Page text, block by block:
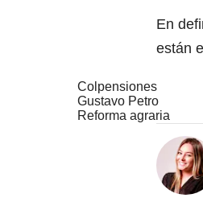
En
están
Colpensiones
Gustavo Petro
Reforma agraria